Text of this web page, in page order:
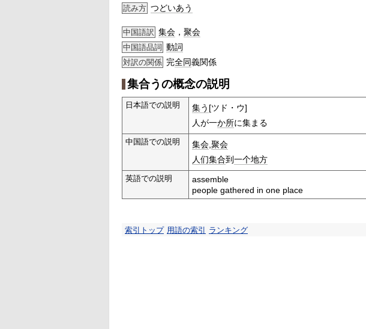
読み方 つどいあう
中国語訳 集会 ， 聚会
中国語品詞 動詞
対訳の関係 完全同義関係
集合うの概念の説明
日本語での説明 集う [ツド・ウ]
人が一か所に集まる
中国語での説明 集会 聚会
人们集合到一个地方
英語での説明
assemble
people gathered in one place
索引トップ 用語の索引 ランキング